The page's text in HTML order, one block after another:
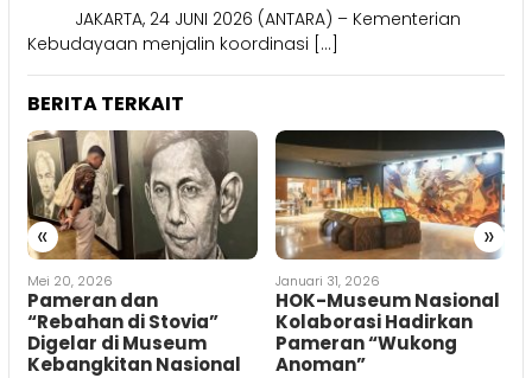
JAKARTA, 24 JUNI 2026 (ANTARA) – Kementerian
Kebudayaan menjalin koordinasi […]
BERITA TERKAIT
« »
Januari 31, 2026
HOK-Museum Nasional
Kolaborasi Hadirkan
Pameran “Wukong
Anoman”
Oktober 22, 2025
Perhiasan Era Napoleon
yang Dicuri dari
Museum Louvre Miliki
Nilai Luar Biasa